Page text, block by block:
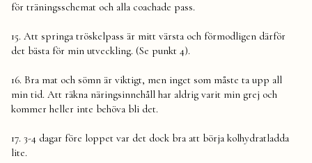
för träningsschemat och alla coachade pass.
15. Att springa tröskelpass är mitt värsta och förmodligen därför
det bästa för min utveckling. (Se punkt 4).
16. Bra mat och sömn är viktigt, men inget som måste ta upp all
min tid. Att räkna näringsinnehåll har aldrig varit min grej och
kommer heller inte behöva bli det.
17. 3-4 dagar före loppet var det dock bra att börja kolhydratladda
lite.